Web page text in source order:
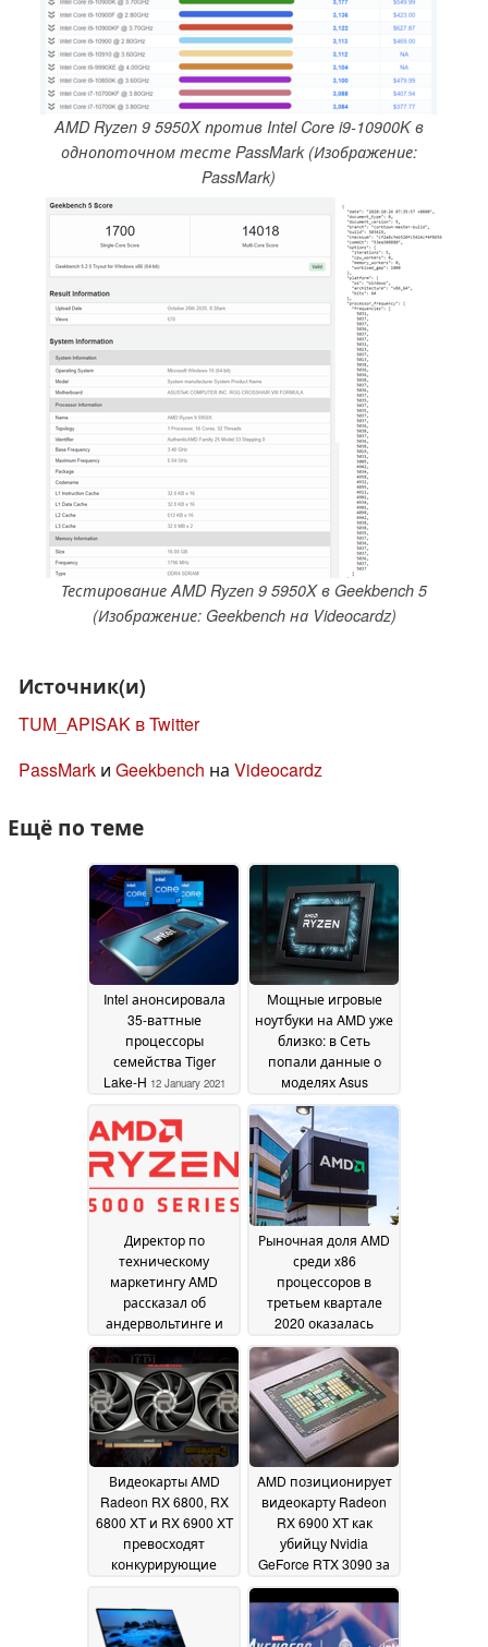
AMD Ryzen 9 5950X против Intel Core i9-10900K в
однопоточном тесте PassMark (Изображение:
PassMark)
Тестирование AMD Ryzen 9 5950X в Geekbench 5
(Изображение: Geekbench на Videocardz)
Источник(и)
TUM_APISAK в Twitter
PassMark и Geekbench на Videocardz
Ещё по теме
Intel анонсировала
35-ваттные
процессоры
семейства Tiger
Lake-H 12 January 2021
Мощные игровые
ноутбуки на AMD уже
близко: в Сеть
попали данные о
моделях Asus
Zephyrus с
процессорами Ryzen
9 и видеокартами
Nvidia RTX
3000/Quadro RTX
300007 December 2020
Директор по
техническому
маркетингу AMD
рассказал об
андервольтинге и
других особенностях
процессоров Ryzen
500009 November 2020
Рыночная доля AMD
среди x86
процессоров в
третьем квартале
2020 оказалась
самой высокой за 13
лет06 November 2020
Видеокарты AMD
Radeon RX 6800, RX
6800 XT и RX 6900 XT
превосходят
конкурирующие
играх03 November 2020
AMD позиционирует
видеокарту Radeon
RX 6900 XT как
убийцу Nvidia
GeForce RTX 3090 за
$99930 October 2020